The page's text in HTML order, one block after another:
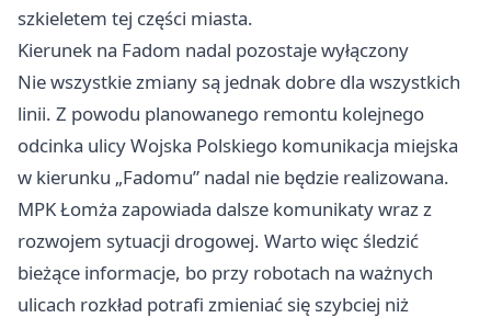
szkieletem tej części miasta.
Kierunek na Fadom nadal pozostaje wyłączony
Nie wszystkie zmiany są jednak dobre dla wszystkich
linii. Z powodu planowanego remontu kolejnego
odcinka ulicy Wojska Polskiego komunikacja miejska
w kierunku „Fadomu” nadal nie będzie realizowana.
MPK Łomża zapowiada dalsze komunikaty wraz z
rozwojem sytuacji drogowej. Warto więc śledzić
bieżące informacje, bo przy robotach na ważnych
ulicach rozkład potrafi zmieniać się szybciej niż